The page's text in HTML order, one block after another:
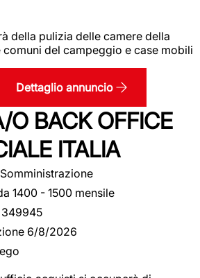
della pulizia delle camere della
comuni del campeggio e case mobili
Dettaglio annuncio
O BACK OFFICE
ITALIA
Somministrazione
1400 - 1500 mensile
349945
6/8/2026